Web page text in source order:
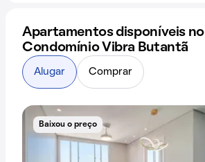
Apartamentos disponíveis no
Condomínio Vibra Butantã
Baixou o preço
Alugar Comprar